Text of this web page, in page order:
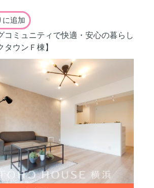
に追加
コミュニティで快適・安心の暮らし
タウンＦ棟】